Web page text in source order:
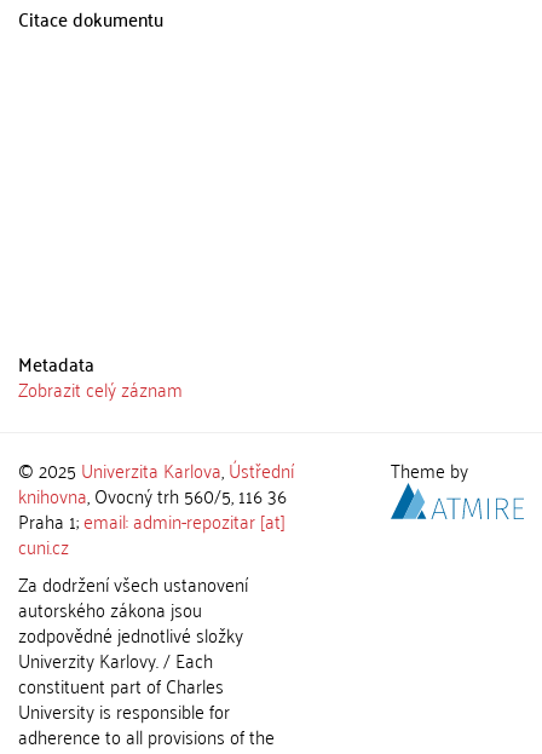
Citace dokumentu
Metadata
Zobrazit celý záznam
© 2025 Univerzita Karlova,Ústřední
knihovna, Ovocný trh 560/5, 116 36
Praha 1;email: admin-repozitar [at]
cuni.cz
Za dodržení všech ustanovení
autorského zákona jsou
zodpovědné jednotlivé složky
Univerzity Karlovy. / Each
constituent part of Charles
University is responsible for
adherence to all provisions of the
Theme by